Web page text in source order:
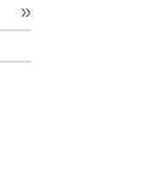
»